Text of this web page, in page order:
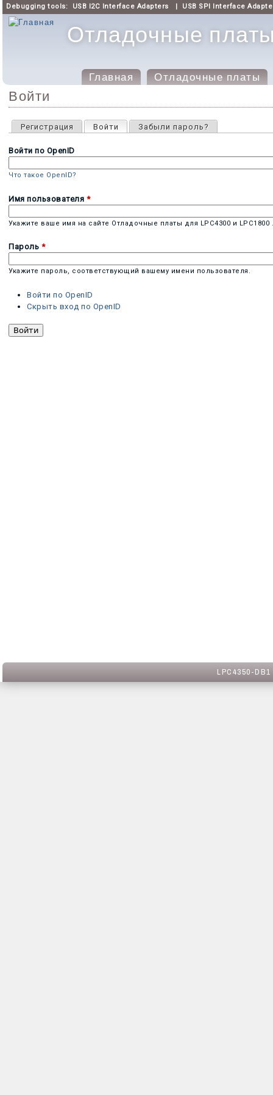
Debugging tools: USB I2C Interface Adapters | USB SPI Interface
Отладочные платы
Главное менюГлавная Отладочные платы
Войти
Главные вкладки
Регистрация Войти (активная вкладка)
Забыли пароль?
Войти по OpenID
Что такое OpenID?
Имя пользователя *
Укажите ваше имя на сайте Отладочные платы для LPC4300 и LPC1800 .
Пароль *
Укажите пароль, соответствующий вашему имени пользователя.
Войти по OpenID
Скрыть вход по OpenID
LPC4350-